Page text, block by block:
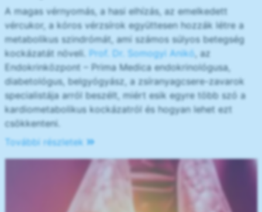
A magas vérnyomás, a hasi elhízás, az emelkedett
vércukor, a kóros vérzsírok együttesen hozzák létre a
metabolikus szindrómát, ami számos súlyos betegség
kockázatát növeli. Prof. Dr. Somogyi Anikó, az
Endokrinközpont – Prima Medica endokrinológusa,
diabetológus, belgyógyász, a zsíranyagcsere-zavarok
specialistája arról beszélt, miért esik egyre több szó a
kardiometabolikus kockázatról és hogyan lehet ezt
csökkenteni.
További részletek